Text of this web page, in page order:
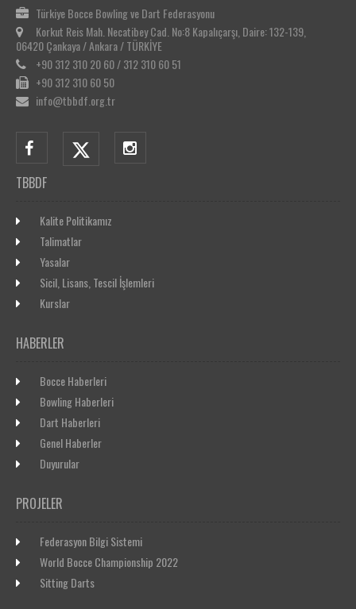
Türkiye Bocce Bowling ve Dart Federasyonu
Korkut Reis Mah. Necatibey Cad. No:8 Kapalıçarşı, Daire: 132-139,
06420 Çankaya / Ankara / TÜRKİYE
+90 312 310 20 60 / 312 310 60 51
+90 312 310 60 50
info@tbbdf.org.tr
TBBDF
Kalite Politikamız
Talimatlar
Yasalar
Sicil, Lisans, Tescil İşlemleri
Kurslar
HABERLER
Bocce Haberleri
Bowling Haberleri
Dart Haberleri
Genel Haberler
Duyurular
PROJELER
Federasyon Bilgi Sistemi
World Bocce Championship 2022
Sitting Darts